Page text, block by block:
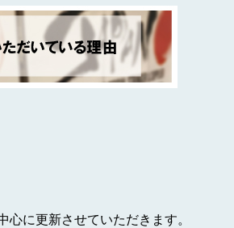
心に更新させていただきます。